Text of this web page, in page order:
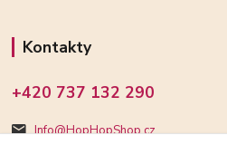
Kontakty
+420 737 132 290
Info@HopHopShop.cz